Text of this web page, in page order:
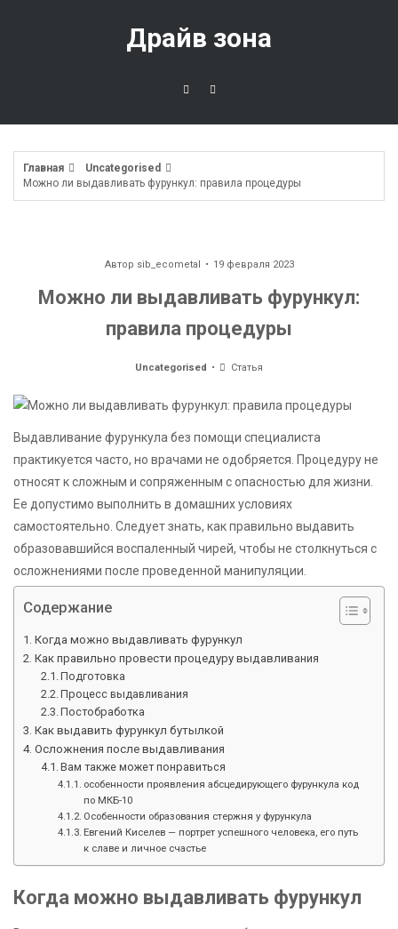
Драйв зона
Главная
Uncategorised
Можно ли выдавливать фурункул: правила процедуры
Автор sib_ecometal 19 февраля 2023
Можно ли выдавливать фурункул:
правила процедуры
Uncategorised Статья
Выдавливание фурункула без помощи специалиста
практикуется часто, но врачами не одобряется. Процедуру не
относят к сложным и сопряженным с опасностью для жизни.
Ее допустимо выполнить в домашних условиях
самостоятельно. Следует знать, как правильно выдавить
образовавшийся воспаленный чирей, чтобы не столкнуться с
осложнениями после проведенной манипуляции.
Содержание
Когда можно выдавливать фурункул
Как правильно провести процедуру выдавливания
Подготовка
Процесс выдавливания
Постобработка
Как выдавить фурункул бутылкой
Осложнения после выдавливания
Вам также может понравиться
особенности проявления абсцедирующего фурункула код
по МКБ-10
Особенности образования стержня у фурункула
Евгений Киселев — портрет успешного человека, его путь
к славе и личное счастье
Когда можно выдавливать фурункул